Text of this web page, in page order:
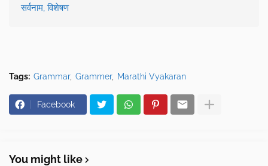
सर्वनाम, विशेषण
Tags: Grammar Grammer Marathi Vyakaran
Facebook
You might like